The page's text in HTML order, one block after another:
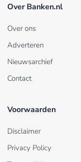
Over Banken.nl
Over ons
Adverteren
Nieuwsarchief
Contact
Voorwaarden
Disclaimer
Privacy Policy